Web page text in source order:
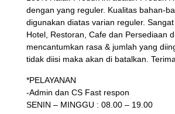
dengan yang reguler. Kualitas bahan-
digunakan diatas varian reguler.
Hotel, Restoran, Cafe dan Persediaan
mencantumkan rasa & jumlah yang
tidak diisi maka akan di batalkan.
*PELAYANAN
-Admin dan CS Fast respon
SENIN – MINGGU : 08.00 – 19.00